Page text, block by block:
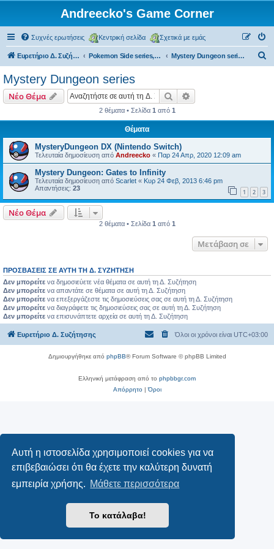
Αυτή η ιστοσελίδα χρησιμοποιεί cookies για να
επιβεβαιώσει ότι θα έχετε την καλύτερη δυνατή
εμπειρία χρήσης. Μάθετε περισσότερα
Το κατάλαβα!
Andreecko's Game Corner
Συχνές ερωτήσεις Κεντρική σελίδα Σχετικά με εμάς
Ευρετήριο Δ. Συζήτησης Pokemon Side series, Spin-offs Mystery Dungeon series
Mystery Dungeon series
Νέο Θέμα Αναζήτηση
2 θέματα • Σελίδα 1 από 1
Θέματα
MysteryDungeon DX (Nintendo Switch)
Τελευταία δημοσίευση από Andreecko « Παρ 24 Απρ, 2020 12:09 am
Mystery Dungeon: Gates to Infinity
Τελευταία δημοσίευση από Scarlet « Κυρ 24 Φεβ, 2013 6:46 pm
Απαντήσεις: 23 1 2 3
Νέο Θέμα
2 θέματα • Σελίδα 1 από 1
Μετάβαση σε
ΠΡΟΣΒΆΣΕΙΣ ΣΕ ΑΥΤΉ ΤΗ Δ. ΣΥΖΉΤΗΣΗ
Δεν μπορείτε να δημοσιεύετε νέα θέματα σε αυτή τη Δ. Συζήτηση
Δεν μπορείτε να απαντάτε σε θέματα σε αυτή τη Δ. Συζήτηση
Δεν μπορείτε να επεξεργάζεστε τις δημοσιεύσεις σας σε αυτή τη Δ. Συζήτηση
Δεν μπορείτε να διαγράφετε τις δημοσιεύσεις σας σε αυτή τη Δ. Συζήτηση
Δεν μπορείτε να επισυνάπτετε αρχεία σε αυτή τη Δ. Συζήτηση
Ευρετήριο Δ. Συζήτησης Όλοι οι χρόνοι είναι UTC+03:00
Δημιουργήθηκε από phpBB® Forum Software © phpBB Limited
Ελληνική μετάφραση από το phpbbgr.com
Απόρρητο|Όροι